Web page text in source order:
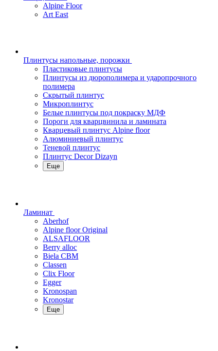
Alpine Floor
Art East
Плинтусы напольные, порожки
Пластиковые плинтусы
Плинтусы из дюрополимера и ударопрочного
полимера
Скрытый плинтус
Микроплинтус
Белые плинтусы под покраску МДФ
Пороги для кварцвинила и ламината
Кварцевый плинтус Alpine floor
Алюминиевый плинтус
Теневой плинтус
Плинтус Decor Dizayn
Еще
Ламинат
Aberhof
Alpine floor Original
ALSAFLOOR
Berry alloc
Biela CBM
Classen
Clix Floor
Egger
Kronospan
Kronostar
Еще